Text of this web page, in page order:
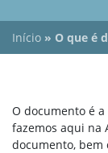
Início » O que é
O documento é
fazemos aqui na
documento, bem